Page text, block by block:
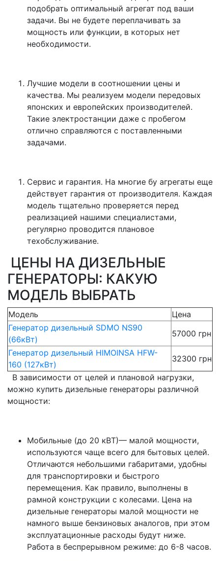
подобрать оптимальный агрегат под ваши
задачи. Вы не будете переплачивать за
мощность или функции, в которых нет
необходимости.
Лучшие модели в соотношении цены и
качества. Мы реализуем модели передовых
японских и европейских производителей.
Такие электростанции даже с пробегом
отлично справляются с поставленными
задачами.
Сервис и гарантия. На многие бу агрегаты еще
действует гарантия от производителя. Каждая
модель тщательно проверяется перед
реализацией нашими специалистами,
регулярно проводится плановое
техобслуживание.
ЦЕНЫ НА ДИЗЕЛЬНЫЕ
ГЕНЕРАТОРЫ: КАКУЮ
МОДЕЛЬ ВЫБРАТЬ
Модель
Цена
Генератор дизельный SDMO NS90
(66кВт)
57000 грн
Генератор дизельный HIMOINSA HFW-
160 (127кВт)
32300 грн
В зависимости от целей и плановой нагрузки,
можно купить дизельные генераторы различной
мощности:
Мобильные (до 20 кВТ)— малой мощности,
используются чаще всего для бытовых целей.
Отличаются небольшими габаритами, удобны
для транспортировки и быстрого
перемещения. Как правило, выполнены в
рамной конструкции с колесами. Цена на
дизельные генераторы малой мощности не
намного выше бензиновых аналогов, при этом
эксплуатационные расходы будут ниже.
Работа в беспрерывном режиме: до 6-8 часов.